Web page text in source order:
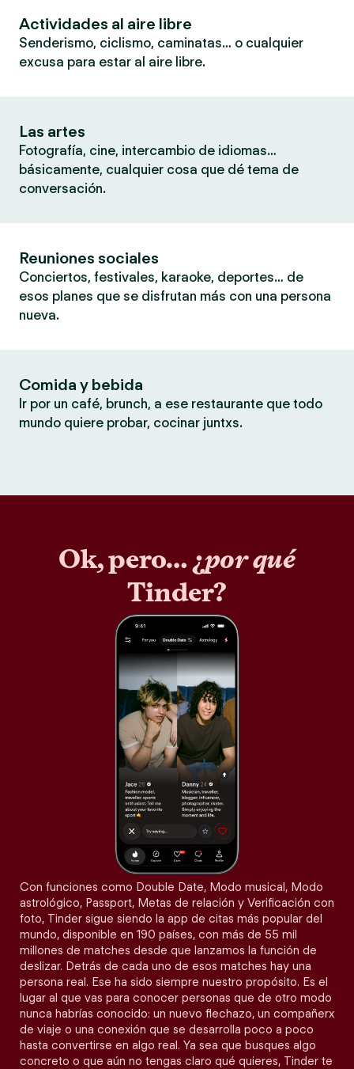
Actividades al aire libre
Senderismo, ciclismo, caminatas… o cualquier
excusa para estar al aire libre.
Las artes
Fotografía, cine, intercambio de idiomas…
básicamente, cualquier cosa que dé tema de
conversación.
Reuniones sociales
Conciertos, festivales, karaoke, deportes… de
esos planes que se disfrutan más con una persona
nueva.
Comida y bebida
Ir por un café, brunch, a ese restaurante que todo
mundo quiere probar, cocinar juntxs.
Ok, pero… ¿por qué
Tinder?
Con funciones como Double Date, Modo musical, Modo
astrológico, Passport, Metas de relación y Verificación con
foto, Tinder sigue siendo la app de citas más popular del
mundo, disponible en 190 países, con más de 55 mil
millones de matches desde que lanzamos la función de
deslizar. Detrás de cada uno de esos matches hay una
persona real. Ese ha sido siempre nuestro propósito. Es el
lugar al que vas para conocer personas que de otro modo
nunca habrías conocido: un nuevo flechazo, un compañerx
de viaje o una conexión que se desarrolla poco a poco
hasta convertirse en algo real. Ya sea que busques algo
concreto o que aún no tengas claro qué quieres, Tinder te